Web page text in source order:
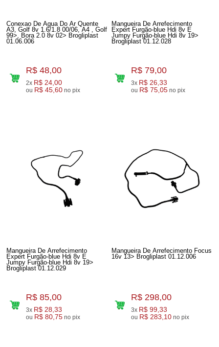
Conexao De Agua Do Ar Quente
A3, Golf 8v 1.6/1.8 00/06, A4 , Golf
99>, Bora 2.0 8v 02> Brogliplast
01.06.006
R$ 48,00
2x R$ 24,00
ou R$ 45,60 no pix
Mangueira De Arrefecimento
Expert Furgão-blue Hdi 8v E
Jumpy Furgão-blue Hdi 8v 19>
Brogliplast 01.12.028
R$ 79,00
3x R$ 26,33
ou R$ 75,05 no pix
Mangueira De Arrefecimento
Expert Furgão-blue Hdi 8v E
Jumpy Furgão-blue Hdi 8v 19>
Brogliplast 01.12.029
R$ 85,00
3x R$ 28,33
ou R$ 80,75 no pix
Mangueira De Arrefecimento Focus
16v 13> Brogliplast 01.12.006
R$ 298,00
3x R$ 99,33
ou R$ 283,10 no pix